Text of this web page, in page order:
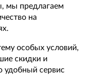
мы предлагаем
на
особых условий,
скидки и
удобный сервис